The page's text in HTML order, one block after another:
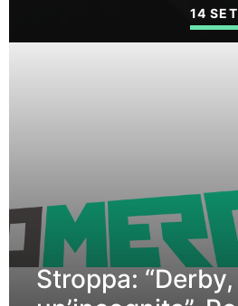
14
Stroppa: “Derby,